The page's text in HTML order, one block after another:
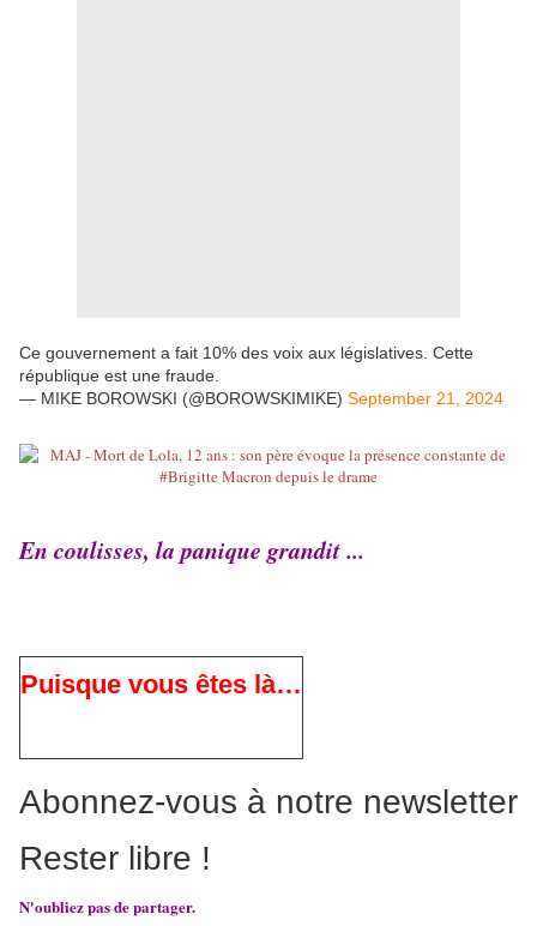
Ce gouvernement a fait 10% des voix aux législatives. Cette
république est une fraude.
— MIKE BOROWSKI (@BOROWSKIMIKE) September 21, 2024
En coulisses, la panique grandit ...
Puisque vous êtes là…
Abonnez-vous à notre newsletter
Rester libre !
N'oubliez pas de partager.